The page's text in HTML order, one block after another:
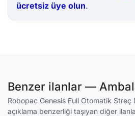
ücretsiz üye olun.
Benzer ilanlar —
Robopac Genesis Full Otomatik Streç
açıklama benzerliği taşıyan diğer